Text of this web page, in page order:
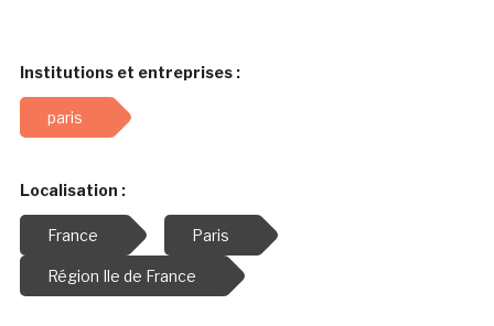
Institutions et entreprises :
paris
Localisation :
France Paris
Région Ile de France